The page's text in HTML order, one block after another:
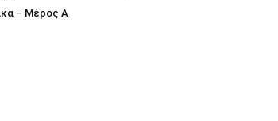
– Μέρος Α